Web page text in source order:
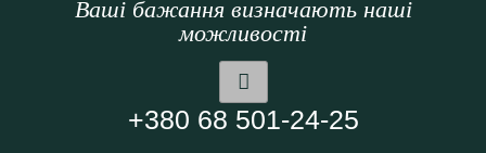
Ваші бажання визначають наші
можливості
+380 68 501-24-25